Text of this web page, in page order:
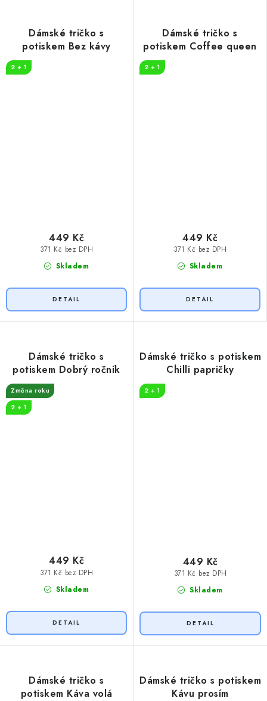
Dámské tričko s
potiskem Bez kávy
2 + 1
Skladem
371 Kč bez DPH
449 Kč
Dámské tričko s
potiskem Coffee queen
2 + 1
Skladem
371 Kč bez DPH
449 Kč
Dámské tričko s
potiskem Dobrý ročník
Změna roku
2 + 1
Skladem
371 Kč bez DPH
449 Kč
Dámské tričko s potiskem
Chilli papričky
2 + 1
Skladem
371 Kč bez DPH
449 Kč
Dámské tričko s
potiskem Káva volá
Dámské tričko s potiskem
Kávu prosím